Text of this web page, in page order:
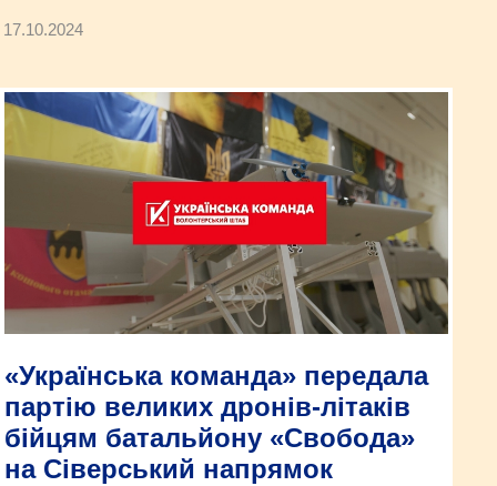
17.10.2024
«Українська команда» передала
партію великих дронів-літаків
бійцям батальйону «Свобода»
на Сіверський напрямок